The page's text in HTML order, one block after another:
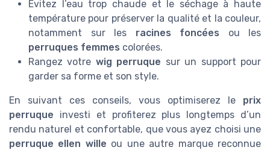
Évitez l’eau trop chaude et le séchage à haute
température pour préserver la qualité et la couleur,
notamment sur les racines foncées ou les
perruques femmes colorées.
Rangez votre wig perruque sur un support pour
garder sa forme et son style.
En suivant ces conseils, vous optimiserez le prix
perruque investi et profiterez plus longtemps d’un
rendu naturel et confortable, que vous ayez choisi une
perruque ellen wille ou une autre marque reconnue